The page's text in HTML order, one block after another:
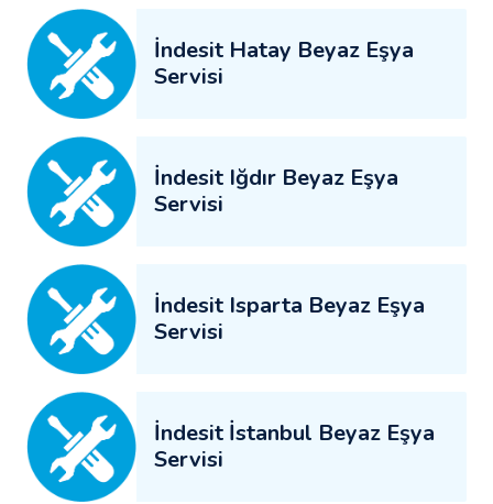
İndesit Hatay Beyaz Eşya
Servisi
İndesit Iğdır Beyaz Eşya
Servisi
İndesit Isparta Beyaz Eşya
Servisi
İndesit İstanbul Beyaz Eşya
Servisi